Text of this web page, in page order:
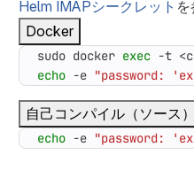
Helm IMAPシークレット
Docker
sudo docker exec
echo -e "password:
自己コンパイル（ソース）
echo -e "password: